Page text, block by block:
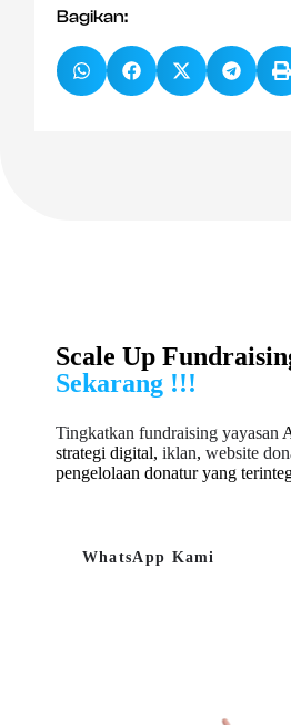
Bagikan:
Scale Up
Sekarang !!!
Tingkatkan fundraising yayasan
strategi digital, iklan, website
pengelolaan donatur yang
WhatsApp Kami